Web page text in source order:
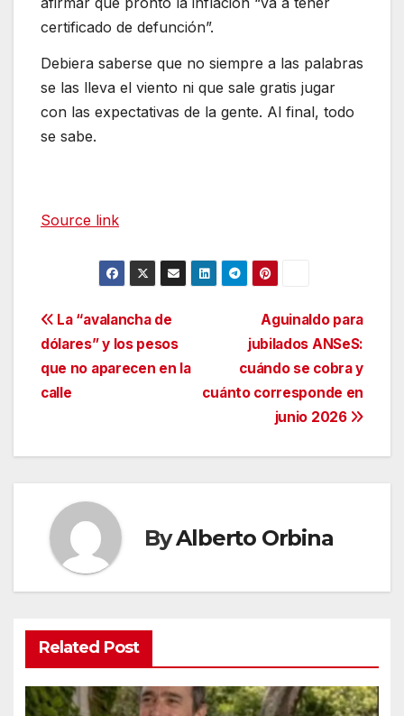
certificado de defunción”.
Debiera saberse que no siempre a las palabras
se las lleva el viento ni que sale gratis jugar
con las expectativas de la gente. Al final, todo
se sabe.
Source link
Navegación
de
entradas
Aguinaldo para
jubilados ANSeS:
cuándo se cobra y
cuánto corresponde en
junio 2026
La “avalancha de
dólares” y los pesos
que no aparecen en la
calle
ByAlberto Orbina
Related Post